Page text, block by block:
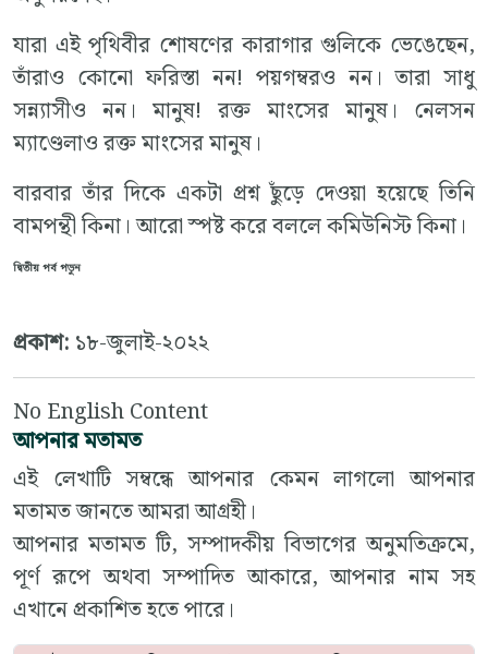
যারা এই পৃথিবীর শোষণের কারাগার গুলিকে ভেঙেছেন,
তাঁরাও কোনো ফরিস্তা নন! পয়গম্বরও নন। তারা সাধু
সন্ন্যাসীও নন। মানুষ! রক্ত মাংসের মানুষ। নেলসন
ম্যাণ্ডেলাও রক্ত মাংসের মানুষ।
বারবার তাঁর দিকে একটা প্রশ্ন ছুঁড়ে দেওয়া হয়েছে তিনি
বামপন্থী কিনা। আরো স্পষ্ট করে বললে কমিউনিস্ট কিনা।
দ্বিতীয় পর্ব পড়ুন
প্রকাশ: ১৮-জুলাই-২০২২
No English Content
আপনার মতামত
এই লেখাটি সম্বন্ধে আপনার কেমন লাগলো আপনার
মতামত জানতে আমরা আগ্রহী।
আপনার মতামত টি, সম্পাদকীয় বিভাগের অনুমতিক্রমে,
পূর্ণ রূপে অথবা সম্পাদিত আকারে, আপনার নাম সহ
এখানে প্রকাশিত হতে পারে।